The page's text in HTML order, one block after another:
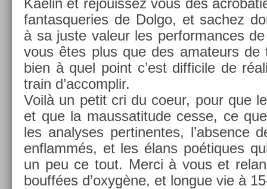
Kaelin et réjouis­sez vous des
fan­tasque­ries de Dolgo, et sac­hez
à sa juste valeur les per­for­mances
vous êtes plus que des amateurs de
bien à quel point c’est dif­ficile de
train d’ac­complir.
Voilà un petit cri du coeur, pour que
et que la maus­satitude cesse, ce
les an­alyses per­tinen­tes, l’abs­ence
en­flammés, et les élans poé­tiques
un peu ce tout. Merci à vous et
bouffées d’oxygène, et lon­gue vie à